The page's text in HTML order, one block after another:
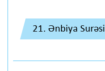
21. Ənbiya Surəsi